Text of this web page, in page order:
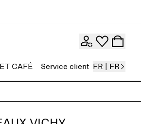
CAFÉ Service client FR | FR